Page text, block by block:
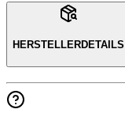
HERSTELLERDETAILS